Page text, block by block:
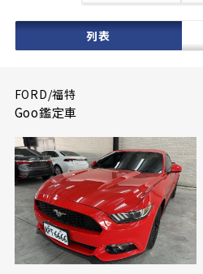
列表
FORD/福特
Goo鑑定車